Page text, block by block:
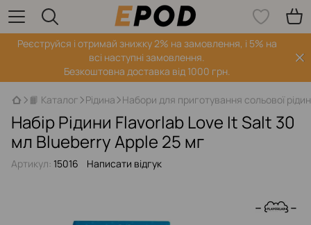
Реєструйся і отримай знижку 2% на замовлення, і 5% на
всі наступні замовлення.
Безкоштовна доставка від 1000 грн.
📙 Каталог Рідина Набори для приготування сольової
Набір Рідини Flavorlab Love It Salt 30
мл Blueberry Apple 25 мг
Артикул: 15016 Написати відгук